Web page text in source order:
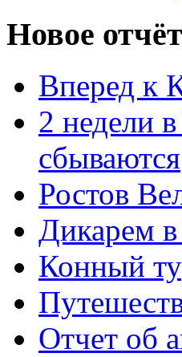
Новое
Вперед к
2 недели
сбываются
Ростов
Дикарем
Конный
Отчет об